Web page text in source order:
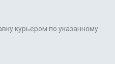
курьером по указанному